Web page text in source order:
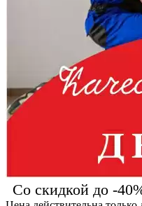
Со скидкой до -